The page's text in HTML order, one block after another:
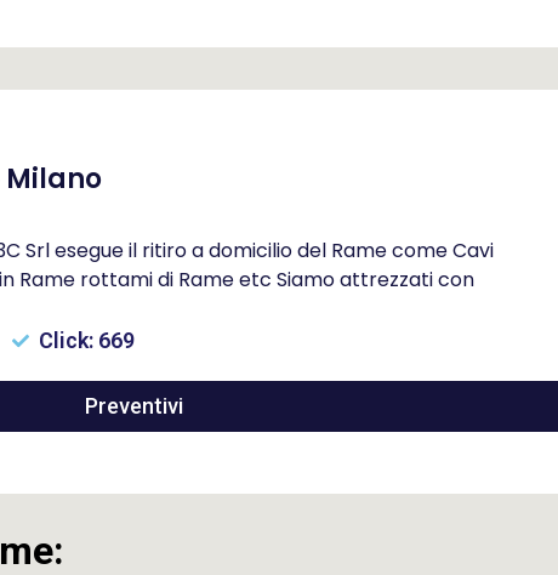
Milano
Srl esegue il ritiro a domicilio del Rame come Cavi
Rame rottami di Rame etc Siamo attrezzati con
Click: 669
Preventivi